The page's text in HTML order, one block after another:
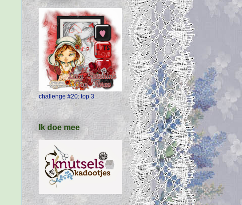
challenge #20: top 3
Ik doe mee